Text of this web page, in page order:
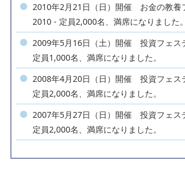
2010年2月21日（日）開催 お金の教養
2010 - 定員2,000名、満席になりました。
2009年5月16日（土）開催 投資フェス
定員1,000名、満席になりました。
2008年4月20日（日）開催 投資フェス
定員2,000名、満席になりました。
2007年5月27日（日）開催 投資フェス
定員2,000名、満席になりました。